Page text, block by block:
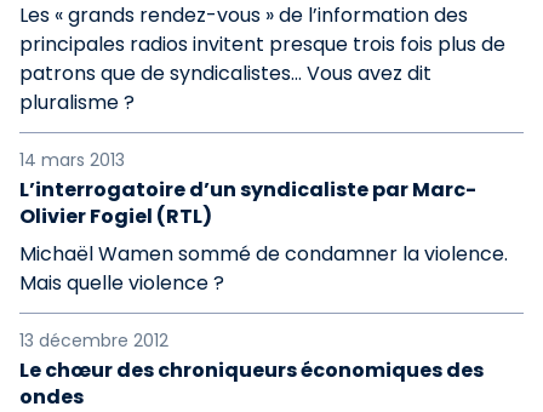
Les « grands rendez-vous » de l’information des
principales radios invitent presque trois fois plus de
patrons que de syndicalistes… Vous avez dit
pluralisme ?
14 mars 2013
L’interrogatoire d’un syndicaliste par Marc-
Olivier Fogiel (RTL)
Michaël Wamen sommé de condamner la violence.
Mais quelle violence ?
13 décembre 2012
Le chœur des chroniqueurs économiques des
ondes